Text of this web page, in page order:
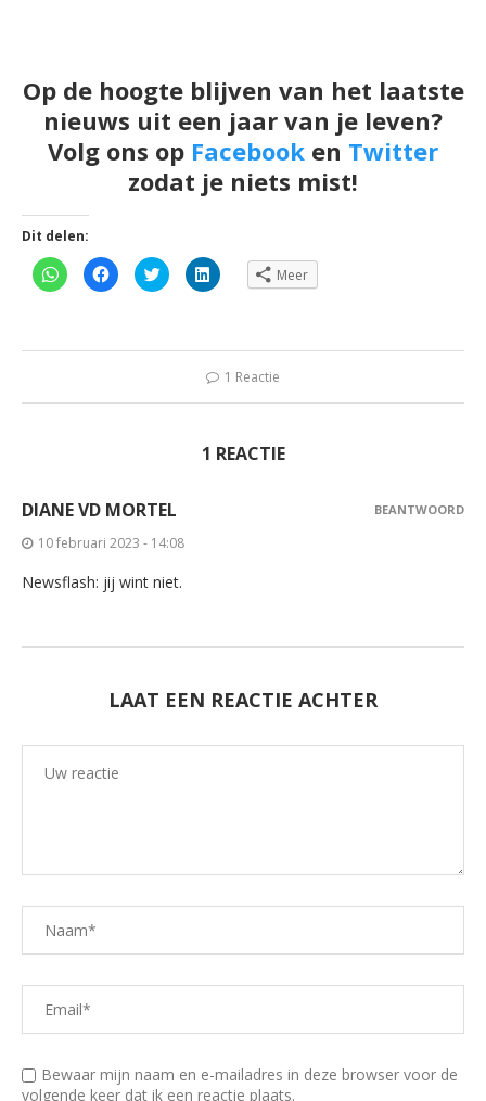
Op de hoogte blijven van het laatste
nieuws uit een jaar van je leven?
Volg ons op Facebook en Twitter
zodat je niets mist!
Dit delen:
Klik
om
(Wordt
venster
Klik
om
(Wordt
venster
Klik
om
(Wordt
venster
Klik
om
(Wordt
een
nieuw
venster
Meer
1 Reactie
1 REACTIE
DIANE VD MORTEL
10 februari 2023 - 14:08
Newsflash: jij wint niet.
BEANTWOORD
LAAT EEN REACTIE ACHTER
Bewaar mijn naam en e-mailadres in deze browser voor de
volgende keer dat ik een reactie plaats.